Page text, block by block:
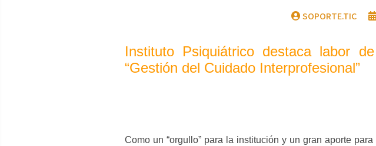
SOPORTE.TIC
Instituto Psiquiátrico destaca labor
“Gestión del Cuidado Interprofesional”
Como un “orgullo” para la institución y un gran aporte